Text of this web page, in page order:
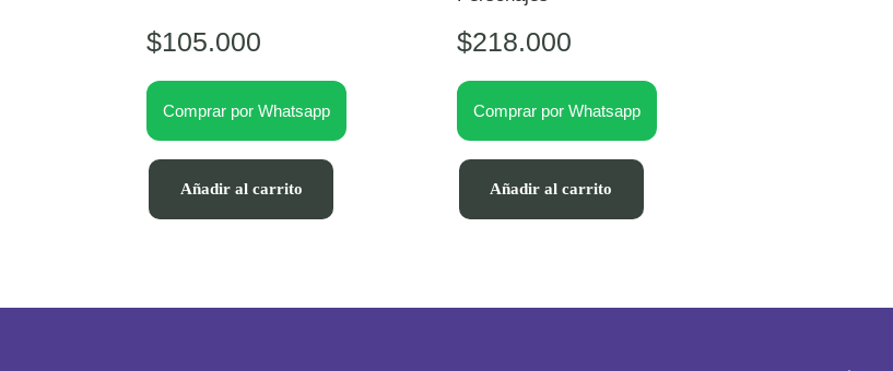
$105.000
Comprar por Whatsapp
Añadir al carrito
$218.000
Comprar por Whatsapp
Añadir al carrito